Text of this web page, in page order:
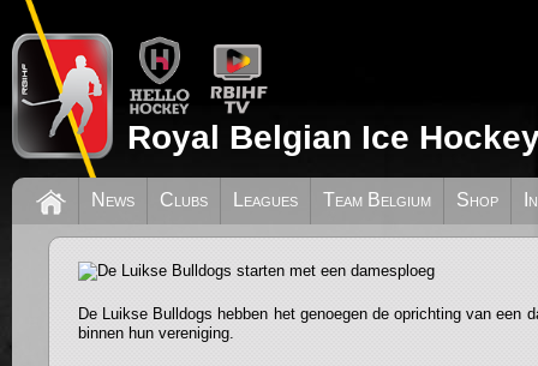
Royal Belgian Ice
News Clubs Leagues Team Belgium Shop
De Luikse Bulldogs starten met een
De Luikse Bulldogs hebben het genoegen de oprichting van een
binnen hun vereniging.